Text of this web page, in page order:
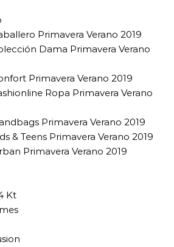
Primavera Verano 2019
Dama Primavera Verano
Primavera Verano 2019
Ropa Primavera Verano
Primavera Verano 2019
& Teens Primavera Verano 2019
Primavera Verano 2019
Kt